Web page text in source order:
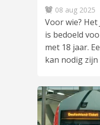
08 aug 2025
Voor wie?
is bedoeld
met 18 jaar.
kan nodig zijn